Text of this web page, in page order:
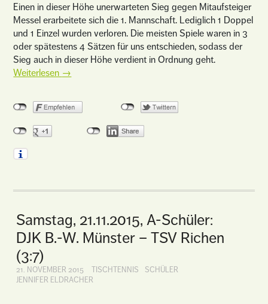
Einen in dieser Höhe unerwarteten Sieg gegen Mitaufsteiger
Messel erarbeitete sich die 1. Mannschaft. Lediglich 1 Doppel
und 1 Einzel wurden verloren. Die meisten Spiele waren in 3
oder spätestens 4 Sätzen für uns entschieden, sodass der
Sieg auch in dieser Höhe verdient in Ordnung geht.
Weiterlesen →
Samstag, 21.11.2015, A-Schüler:
DJK B.-W. Münster – TSV Richen
(3:7)
21. NOVEMBER 2015 TISCHTENNIS
SCHÜLER
JENNIFER ELDRACHER